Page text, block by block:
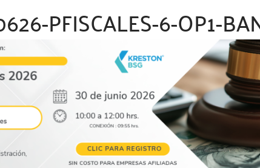
PFISCALES-6-OP1-